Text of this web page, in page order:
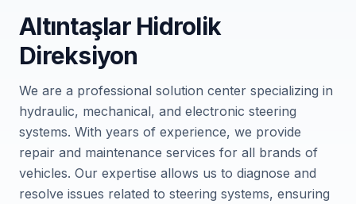
Altıntaşlar Hidrolik
Direksiyon
We are a professional solution center specializing in
hydraulic, mechanical, and electronic steering
systems. With years of experience, we provide
repair and maintenance services for all brands of
vehicles. Our expertise allows us to diagnose and
resolve issues related to steering systems, ensuring